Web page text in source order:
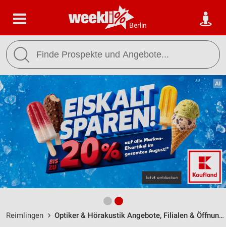
Berlin
Reimlingen Optiker & Hörakustik Angebote, Filialen & Öffnungszeiten